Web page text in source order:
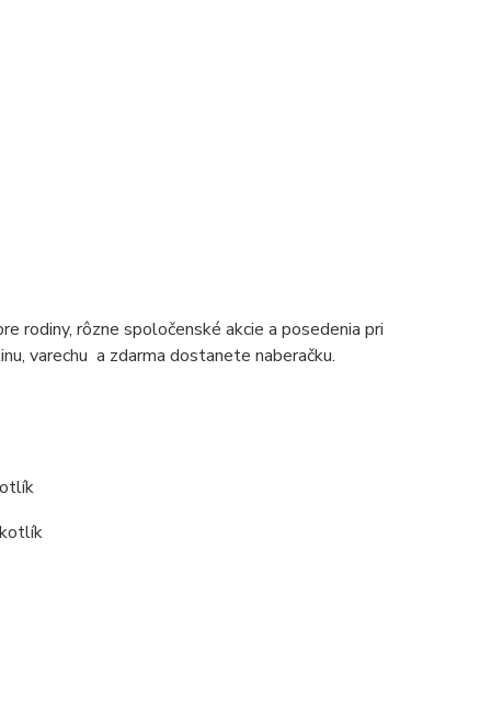
rodiny, rôzne spoločenské akcie a posedenia pri
varechu a zdarma dostanete naberačku.